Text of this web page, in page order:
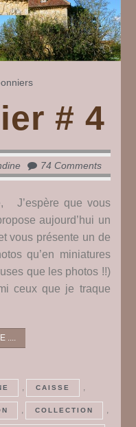
# 4
74 Comments
J’espère que vous
aujourd’hui un
vous présente un de
qu’en miniatures
que les photos !!)
ceux que je traque
....
, CAISSE ,
, COLLECTION ,